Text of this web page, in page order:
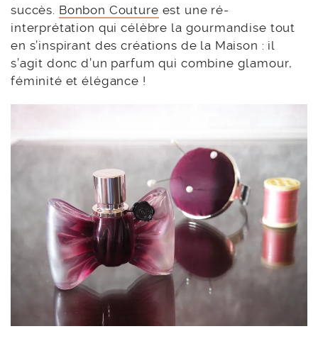
succès. Bonbon Couture est une ré-
interprétation qui célèbre la gourmandise tout
en s’inspirant des créations de la Maison : il
s’agit donc d’un parfum qui combine glamour,
féminité et élégance !